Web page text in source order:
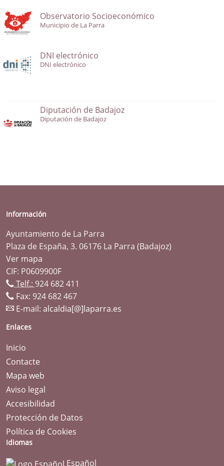
Observatorio Socioeconómico
Municipio de La Parra
DNI electrónico
DNI electrónico
Diputación de Badajoz
Diputación de Badajoz
Información
Ayuntamiento de La Parra
Plaza de España, 3. 06176 La Parra (Badajoz)
Ver mapa
CIF: P0609900F
Telf.: 924 682 411
Fax: 924 682 467
E-mail: alcaldia[@]laparra.es
Enlaces
Inicio
Contacte
Mapa web
Aviso legal
Accesibilidad
Protección de Datos
Política de Cookies
Idiomas
Español